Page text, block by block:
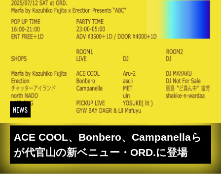
NEWS
ACE COOL、Bonbero、Campanellaら
が代官山の新ベニュー・ORD.に登場